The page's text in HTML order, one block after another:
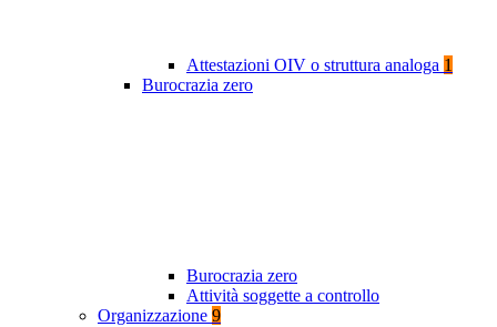
Attestazioni OIV o struttura analoga 1
Burocrazia zero
Burocrazia zero
Attività soggette a controllo
Organizzazione 9